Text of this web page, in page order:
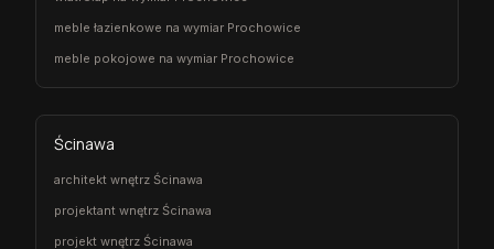
meble łazienkowe na wymiar Prochowice
meble pokojowe na wymiar Prochowice
Ścinawa
architekt wnętrz Ścinawa
projektant wnętrz Ścinawa
projekt wnętrz Ścinawa